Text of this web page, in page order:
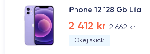
iPhone 12 128 Gb Lila
2 412 kr 2 662 kr
Okej skick